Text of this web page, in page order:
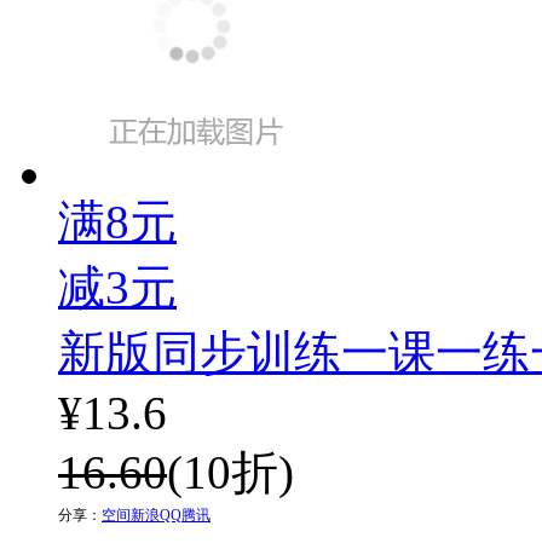
满8元
减3元
新版同步训练一课一
¥13.6
16.60(10折)
分享： 空间新浪QQ腾讯